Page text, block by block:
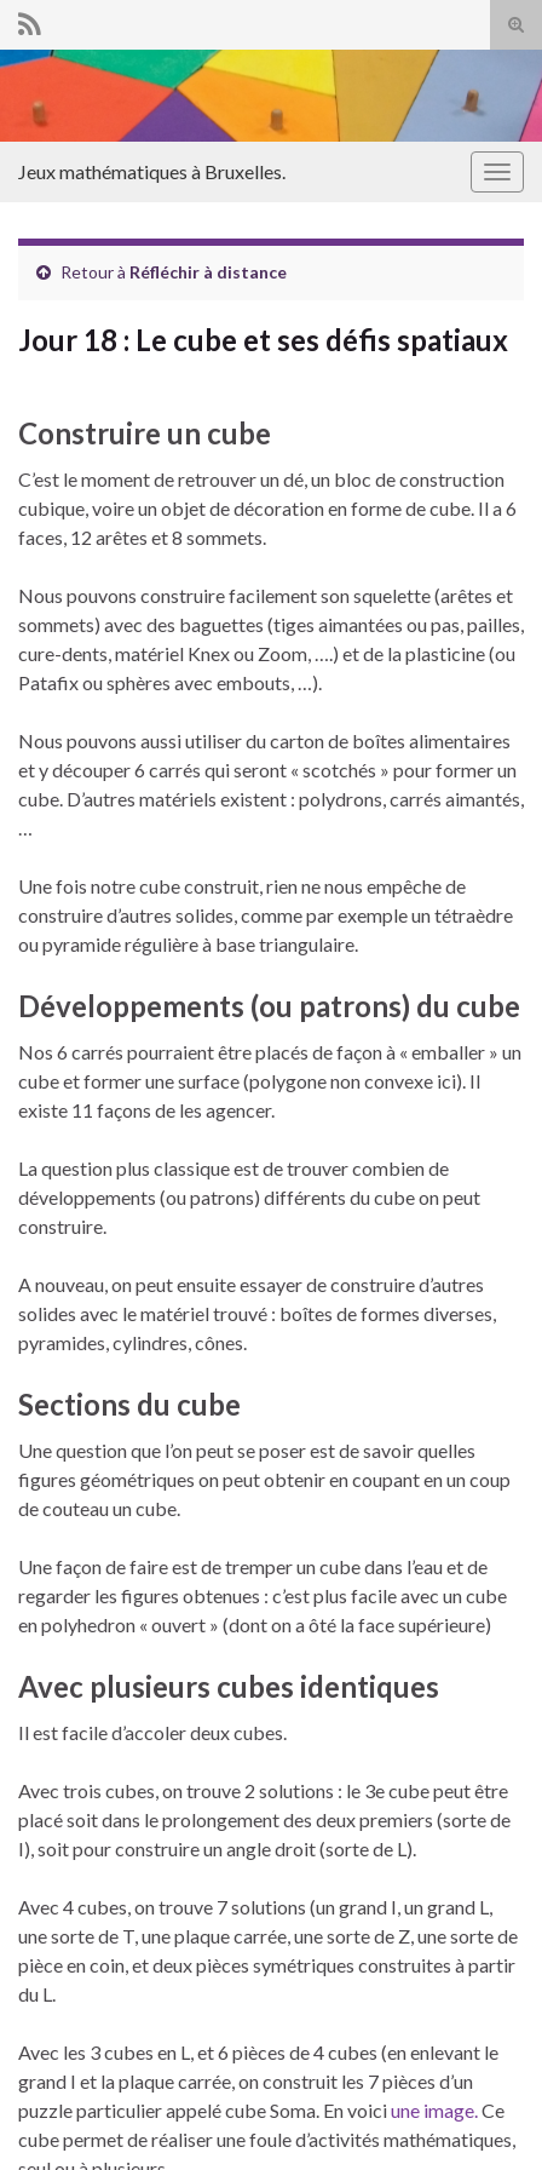
Search for:
Jeux mathématiques à Bruxelles.
Retour à Réfléchir à distance
Jour 18 : Le cube et ses défis spatiaux
Construire un cube
C’est le moment de retrouver un dé, un bloc de construction
cubique, voire un objet de décoration en forme de cube. Il a 6
faces, 12 arêtes et 8 sommets.
Nous pouvons construire facilement son squelette (arêtes et
sommets) avec des baguettes (tiges aimantées ou pas, pailles,
cure-dents, matériel Knex ou Zoom, ….) et de la plasticine (ou
Patafix ou sphères avec embouts, …).
Nous pouvons aussi utiliser du carton de boîtes alimentaires
et y découper 6 carrés qui seront « scotchés » pour former un
cube. D’autres matériels existent : polydrons, carrés aimantés,
…
Une fois notre cube construit, rien ne nous empêche de
construire d’autres solides, comme par exemple un tétraèdre
ou pyramide régulière à base triangulaire.
Développements (ou patrons) du cube
Nos 6 carrés pourraient être placés de façon à « emballer » un
cube et former une surface (polygone non convexe ici). Il
existe 11 façons de les agencer.
La question plus classique est de trouver combien de
développements (ou patrons) différents du cube on peut
construire.
A nouveau, on peut ensuite essayer de construire d’autres
solides avec le matériel trouvé : boîtes de formes diverses,
pyramides, cylindres, cônes.
Sections du cube
Une question que l’on peut se poser est de savoir quelles
figures géométriques on peut obtenir en coupant en un coup
de couteau un cube.
Une façon de faire est de tremper un cube dans l’eau et de
regarder les figures obtenues : c’est plus facile avec un cube
en polyhedron « ouvert » (dont on a ôté la face supérieure)
Avec plusieurs cubes identiques
Il est facile d’accoler deux cubes.
Avec trois cubes, on trouve 2 solutions : le 3e cube peut être
placé soit dans le prolongement des deux premiers (sorte de
I), soit pour construire un angle droit (sorte de L).
Avec 4 cubes, on trouve 7 solutions (un grand I, un grand L,
une sorte de T, une plaque carrée, une sorte de Z, une sorte de
pièce en coin, et deux pièces symétriques construites à partir
du L.
Avec les 3 cubes en L, et 6 pièces de 4 cubes (en enlevant le
grand I et la plaque carrée, on construit les 7 pièces d’un
puzzle particulier appelé cube Soma. En voiciune image.Ce
cube permet de réaliser une foule d’activités mathématiques,